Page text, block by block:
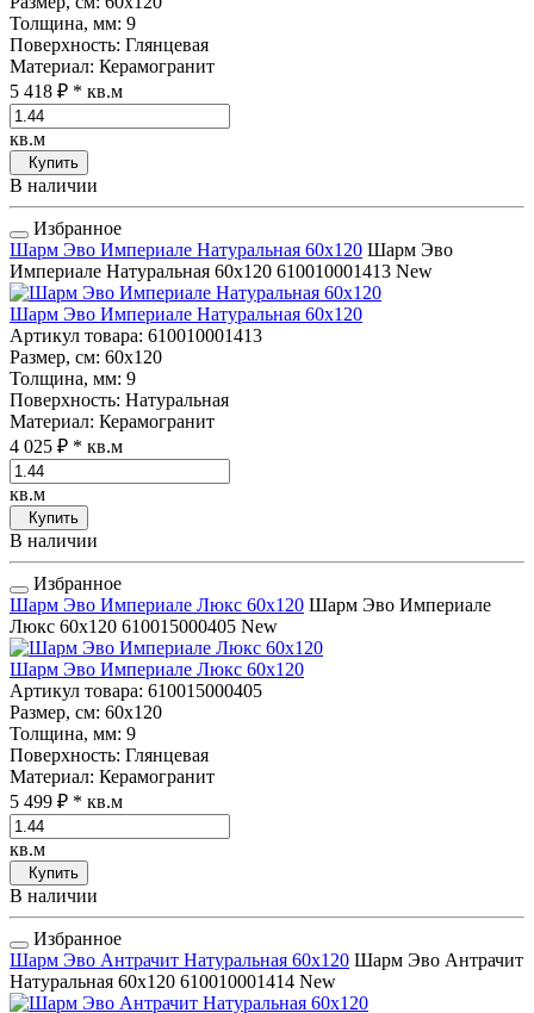
Толщина, мм: 9
Поверхность: Глянцевая
Материал: Керамогранит
5 418 ₽ * кв.м
кв.м
Купить
В наличии
Избранное
Шарм Эво Империале Натуральная 60x120 Шарм Эво
Империале Натуральная 60x120 610010001413 New
Шарм Эво Империале Натуральная 60x120
Артикул товара: 610010001413
Размер, см: 60x120
Толщина, мм: 9
Поверхность: Натуральная
Материал: Керамогранит
4 025 ₽ * кв.м
кв.м
Купить
В наличии
Избранное
Шарм Эво Империале Люкс 60x120 Шарм Эво Империале
Люкс 60x120 610015000405 New
Шарм Эво Империале Люкс 60x120
Артикул товара: 610015000405
Размер, см: 60x120
Толщина, мм: 9
Поверхность: Глянцевая
Материал: Керамогранит
5 499 ₽ * кв.м
кв.м
Купить
В наличии
Избранное
Шарм Эво Антрачит Натуральная 60x120 Шарм Эво Антрачит
Натуральная 60x120 610010001414 New